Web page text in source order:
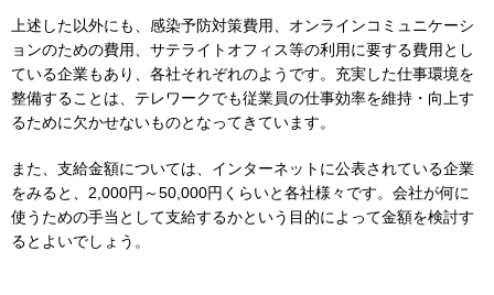
上述した以外にも、感染予防対策費用、オンラインコミュニケーシ
ョンのための費用、サテライトオフィス等の利用に要する費用とし
ている企業もあり、各社それぞれのようです。充実した仕事環境を
整備することは、テレワークでも従業員の仕事効率を維持・向上す
るために欠かせないものとなってきています。
また、支給金額については、インターネットに公表されている企業
をみると、2,000円～50,000円くらいと各社様々です。会社が何に
使うための手当として支給するかという目的によって金額を検討す
るとよいでしょう。